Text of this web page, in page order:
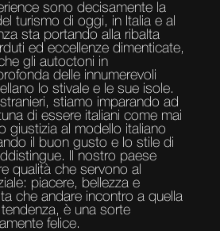
sono decisamente la
turismo di oggi, in Italia e al
sta portando alla ribalta
ed eccellenze dimenticate,
gli autoctoni in
delle innumerevoli
lo stivale e le sue isole.
stiamo imparando ad
di essere italiani come mai
giustizia al modello italiano
il buon gusto e lo stile di
Il nostro paese
qualità che servono al
piacere, bellezza e
che andare incontro a quella
è una sorte
felice.